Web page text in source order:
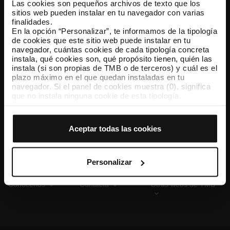
Las cookies son pequeños archivos de texto que los
sitios web pueden instalar en tu navegador con varias
finalidades.
En la opción “Personalizar”, te informamos de la tipología
de cookies que este sitio web puede instalar en tu
navegador, cuántas cookies de cada tipología concreta
instala, qué cookies son, qué propósito tienen, quién las
instala (si son propias de TMB o de terceros) y cuál es el
plazo máximo en el que quedan instaladas en tu
navegador. Si el panel de cookies muestra (0), significa
que no instala ninguna cookie de esta tipología.
que todas estas cookies se instalen en tu navegador.
tipología de cookies permite indicar si quieres que se
instalen o no las cookies de esa clase.
Una vez que hayas marcado tus preferencias, debes
hacer clic en “Seleccionar y configurar”. Así se instalarán
previamente. Te sugerimos que selecciones las cookies
de personalización, porque permiten recordar tus
opciones de navegación (como el idioma) y mejoran tu
Aceptar todas las cookies
Personalizar
TMB App
Descárgate TMB App y compra tus billetes
App Store Google Play
Conócenos Contacta Otras webs de TMB